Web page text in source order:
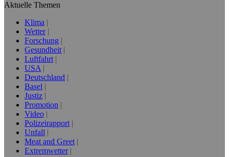
Aktuelle Themen
Klima
Wetter
Forschung
Gesundheit
Luftfahrt
USA
Deutschland
Basel
Justiz
Promotion
Video
Polizeirapport
Unfall
Meat and Greet
Extremwetter